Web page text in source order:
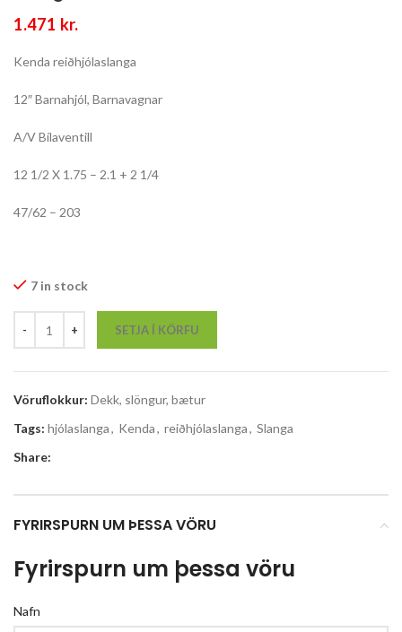
1.471 kr.
Kenda reiðhjólaslanga
12″ Barnahjól, Barnavagnar
A/V Bílaventill
12 1/2 X 1.75 – 2.1 + 2 1/4
47/62 – 203
7 in stock
SETJA Í KÖRFU
Vöruflokkur: Dekk, slöngur, bætur
Tags: hjólaslanga, Kenda, reiðhjólaslanga, Slanga
Share:
FYRIRSPURN UM ÞESSA VÖRU
Fyrirspurn um þessa vöru
Nafn